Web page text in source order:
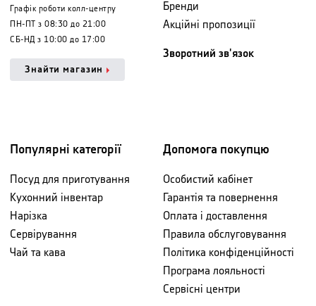
Графік роботи колл-центру
ПН-ПТ з 08:30 до 21:00
СБ-НД з 10:00 до 17:00
Знайти магазин
Бренди
Акційні пропозиції
Зворотний зв'язок
Популярні категорії
Посуд для приготування
Кухонний інвентар
Нарізка
Сервірування
Чай та кава
Допомога покупцю
Особистий кабінет
Гарантія та повернення
Оплата і доставлення
Правила обслуговування
Політика конфіденційності
Програма лояльності
Сервісні центри